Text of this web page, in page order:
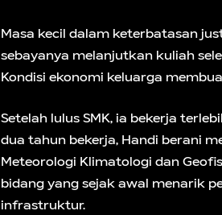
Masa kecil dalam keterbatasan
sebayanya melanjutkan kuliah
Kondisi ekonomi keluarga
Setelah lulus SMK, ia bekerja
dua tahun bekerja, Handi berani
Meteorologi Klimatologi dan
bidang yang sejak awal menarik
infrastruktur.